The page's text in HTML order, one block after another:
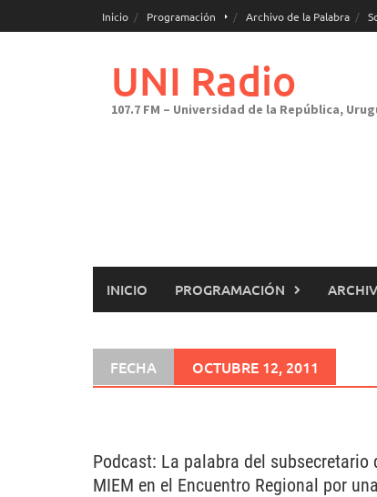
al
Inicio Programación Archivo de la Palabra
UNI Radio
107.7 FM – Universidad de la República,
INICIO PROGRAMACIÓN
FECHA OCTUBRE 12, 2011
Podcast: La palabra del subsecretario
MIEM en el Encuentro Regional por una